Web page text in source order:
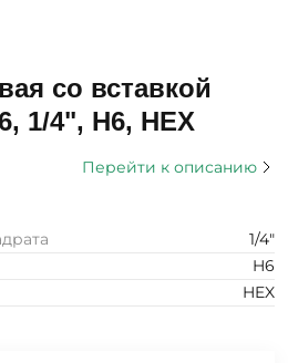
со вставкой
1/4", H6, HEX
Перейти к описанию
1/4"
H6
HEX